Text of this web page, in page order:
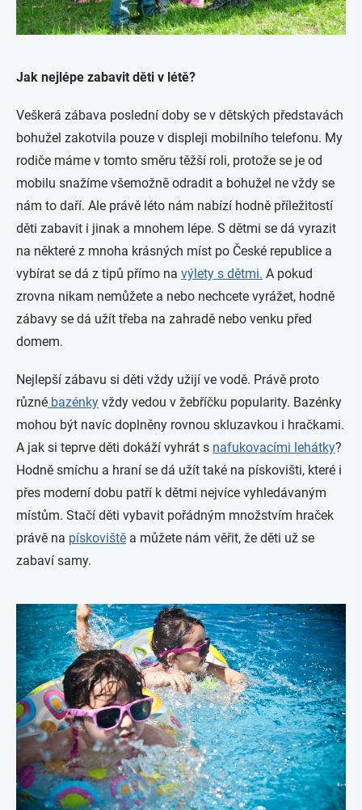
Jak nejlépe zabavit děti v létě?
Veškerá zábava poslední doby se v dětských představách
bohužel zakotvila pouze v displeji mobilního telefonu. My
rodiče máme v tomto směru těžší roli, protože se je od
mobilu snažíme všemožně odradit a bohužel ne vždy se
nám to daří. Ale právě léto nám nabízí hodně příležitostí
děti zabavit i jinak a mnohem lépe. S dětmi se dá vyrazit
na některé z mnoha krásných míst po České republice a
vybírat se dá z tipů přímo na výlety s dětmi. A pokud
zrovna nikam nemůžete a nebo nechcete vyrážet, hodně
zábavy se dá užít třeba na zahradě nebo venku před
domem.
Nejlepší zábavu si děti vždy užijí ve vodě. Právě proto
různé bazénky vždy vedou v žebříčku popularity. Bazénky
mohou být navíc doplněny rovnou skluzavkou i hračkami.
A jak si teprve děti dokáží vyhrát s nafukovacími lehátky?
Hodně smíchu a hraní se dá užít také na pískovišti, které i
přes moderní dobu patří k dětmi nejvíce vyhledávaným
místům. Stačí děti vybavit pořádným množstvím hraček
právě na pískoviště a můžete nám věřit, že děti už se
zabaví samy.